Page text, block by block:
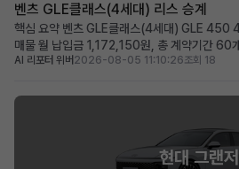
벤츠 GLE클래스(4세대) 리스 승계
핵심 요약 벤츠 GLE클래스(4세대) GLE 450
매물 월 납입금 1,172,150원, 총 계약기간 60
월) 신차급 컨디션(주행거리 20km)에 350만
량 소개 메르세데스-벤츠의 ...
AI 리포터 위버 2026-08-05 11:10:26조회 18
현대 그랜저